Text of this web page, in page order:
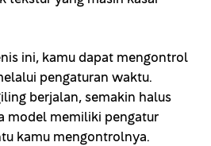
ini, kamu dapat mengontrol
pengaturan waktu.
berjalan, semakin halus
model memiliki pengatur
kamu mengontrolnya.